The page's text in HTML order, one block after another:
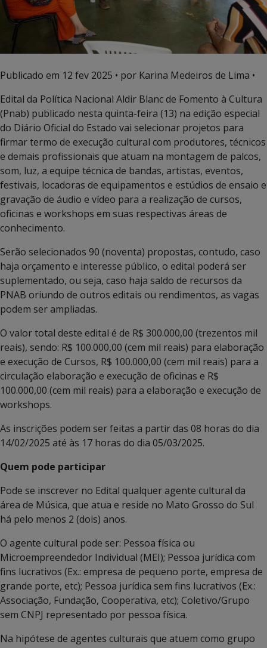
Publicado em 12 fev 2025 • por Karina Medeiros de Lima •
Edital da Política Nacional Aldir Blanc de Fomento à Cultura
(Pnab) publicado nesta quinta-feira (13) na edição especial
do Diário Oficial do Estado vai selecionar projetos para
firmar termo de execução cultural com produtores, técnicos
e demais profissionais que atuam na montagem de palcos,
som, luz, a equipe técnica de bandas, artistas, eventos,
festivais, locadoras de equipamentos e estúdios de ensaio e
gravação de áudio e vídeo para a realização de cursos,
oficinas e workshops em suas respectivas áreas de
conhecimento.
Serão selecionados 90 (noventa) propostas, contudo, caso
haja orçamento e interesse público, o edital poderá ser
suplementado, ou seja, caso haja saldo de recursos da
PNAB oriundo de outros editais ou rendimentos, as vagas
podem ser ampliadas.
O valor total deste edital é de R$ 300.000,00 (trezentos mil
reais), sendo: R$ 100.000,00 (cem mil reais) para elaboração
e execução de Cursos, R$ 100.000,00 (cem mil reais) para a
circulação elaboração e execução de oficinas e R$
100.000,00 (cem mil reais) para a elaboração e execução de
workshops.
As inscrições podem ser feitas a partir das 08 horas do dia
14/02/2025 até às 17 horas do dia 05/03/2025.
Quem pode participar
Pode se inscrever no Edital qualquer agente cultural da
área de Música, que atua e reside no Mato Grosso do Sul
há pelo menos 2 (dois) anos.
O agente cultural pode ser: Pessoa física ou
Microempreendedor Individual (MEI); Pessoa jurídica com
fins lucrativos (Ex.: empresa de pequeno porte, empresa de
grande porte, etc); Pessoa jurídica sem fins lucrativos (Ex.:
Associação, Fundação, Cooperativa, etc); Coletivo/Grupo
sem CNPJ representado por pessoa física.
Na hipótese de agentes culturais que atuem como grupo